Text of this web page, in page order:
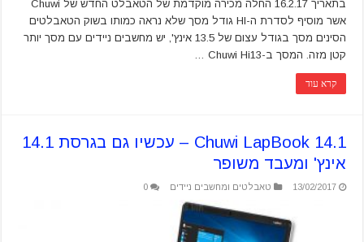
בתאריך 16.2.17 החלה מכירה מוקדמת של הטאבלט החדש של Chuwi
אשר מוסיף לסדרת ה-HI גודל מסך שלא נראה כמותו בשוק הטאבלטים
הסינים מסך בגודל עצום של 13.5 אינץ', יש מחשבים ניידים עם מסך יותר
קטן מזה. המסך ב-Chuwi Hi13 …
קרא עוד
14.1 Chuwi LapBook – עכשיו גם בגרסת 14.1
אינץ' ומעבד משופר
13/02/2017 טאבלטים ומחשבים ניידים 0